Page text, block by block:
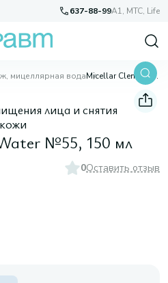
637-88-99A1, МТС, Life
мицеллярная вода Micellar Clensing Water №55, 150 мл
лица и снятия
№55, 150 мл
0Оставить отзыв